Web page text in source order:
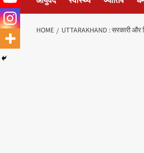
HOME UTTARAKHAND : सरकारी और